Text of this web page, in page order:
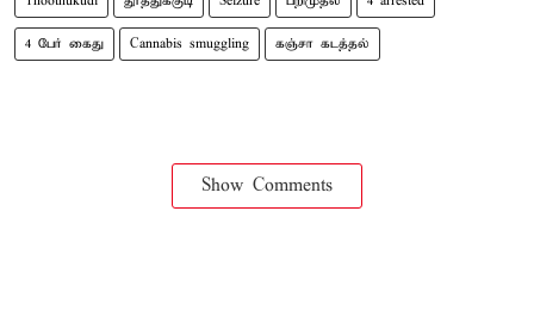
4 பேர் கைது Cannabis smuggling கஞ்சா கடத்தல்
Show Comments